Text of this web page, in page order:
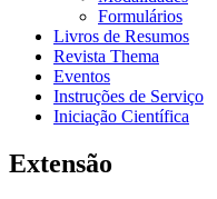
Formulários
Livros de Resumos
Revista Thema
Eventos
Instruções de Serviço
Iniciação Científica
Extensão